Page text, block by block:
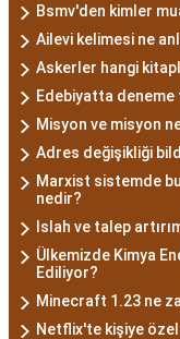
Bsmv'den kimler
Ailevi kelimesi ne
Askerler hangi
Edebiyatta
Misyon ve misyon
Adres değişikliği
Marxist sistemde
nedir?
Islah ve talep
Ülkemizde Kimya
Ediliyor?
Minecraft 1.23 ne
Netflix'te kişiye özel